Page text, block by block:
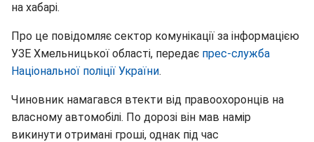
на хабарі.
Про це повідомляє сектор комунікації за інформацією
УЗЕ Хмельницької області, передає прес-служба
Національної поліції України.
Чиновник намагався втекти від правоохоронців на
власному автомобілі. По дорозі він мав намір
викинути отримані гроші, однак під час